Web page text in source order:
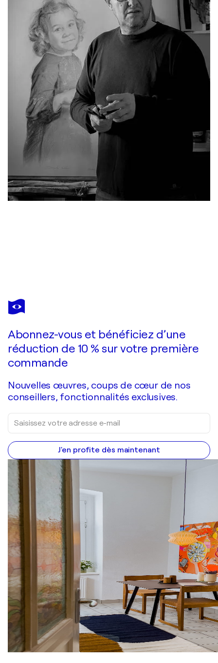
JUAN MANUEL ALVAREZ CEBRIÁN
El foso
Abonnez-vous et bénéficiez d’une
réduction de 10 % sur votre première
commande
Nouvelles œuvres, coups de cœur de nos
conseillers, fonctionnalités exclusives.
J'en profite dès maintenant